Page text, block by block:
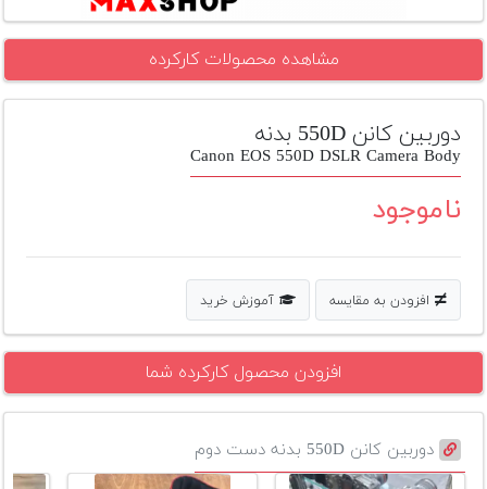
پلاس
افزودن
محصول
دست
دوم
دوربین
بله
مشاهده محصولات کارکرده
دوربین کانن 550D بدنه
Canon EOS 550D DSLR Camera Body
ناموجود
افزودن به مقایسه آموزش خرید
افزودن محصول کارکرده شما
دوربین کانن 550D بدنه دست دوم